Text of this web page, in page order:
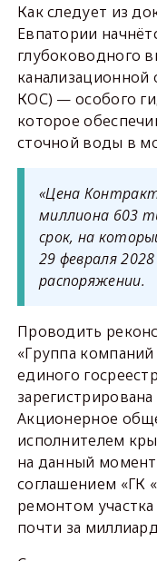
Как следует из
Евпатории
глубоководного
КОС) — особого
которое
сточной воды в
«Цена
миллиона 603
срок, на
29 февраля
распоряжении.
Проводить
«Группа
единого
Акционерное
исполнителем
на данный
соглашением «ГК
ремонтом
почти за